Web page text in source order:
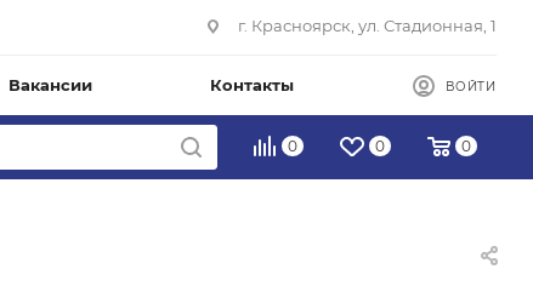
г. Красноярск, ул. Стадионная, 1
Вакансии Контакты ВОЙТИ
0 0 0